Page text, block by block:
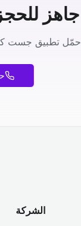
جاهز للحجز
حمّل تطبيق جست
الشركة